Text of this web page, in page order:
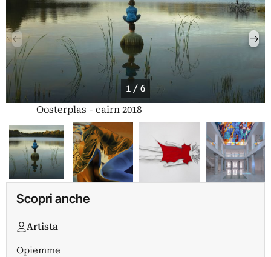
1 / 6
Oosterplas - cairn 2018
Scopri anche
Artista
Opiemme